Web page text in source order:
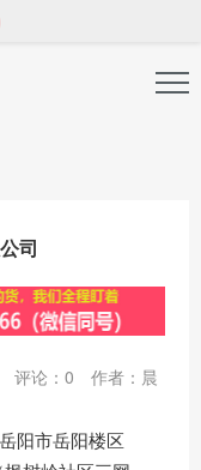
司
评论： 0
作者：晨
阳市岳阳楼区